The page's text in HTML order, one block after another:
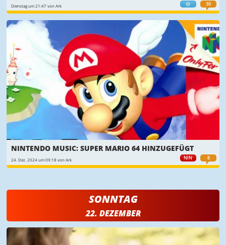
😃 30
Dienstag um 21:47 von Ark
NIN 8
NINTENDO MUSIC: SUPER MARIO 64 HINZUGEFÜGT
24. Dez. 2024 um 09:18 von Ark
SONNTAG
22. DEZEMBER